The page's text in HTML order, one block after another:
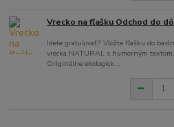
Vrecko na fľašku Odchod do
Idete gratulovať? Vložte fľašku do
vrecka NATURAL s humorným textom.
Originálne ekologick...